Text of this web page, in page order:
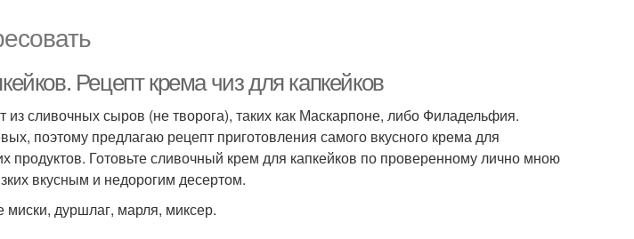
Рецепт крема чиз для капкейков
из сливочных сыров (не творога), таких как Маскарпоне, либо Филадельфия.
поэтому предлагаю рецепт приготовления самого вкусного крема для
продуктов. Готовьте сливочный крем для капкейков по проверенному лично мною
вкусным и недорогим десертом.
миски, дуршлаг, марля, миксер.